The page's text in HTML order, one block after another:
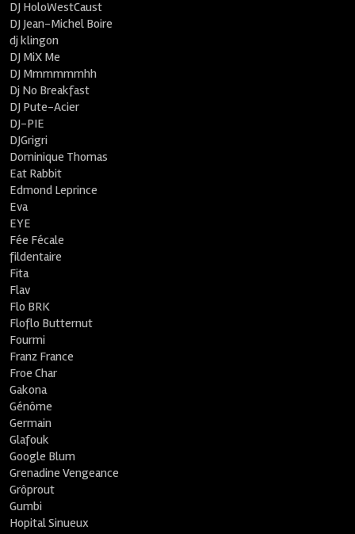
DJ HoloWestCaust
DJ Jean-Michel Boire
dj klingon
DJ MiX Me
DJ Mmmmmmhh
Dj No Breakfast
DJ Pute-Acier
DJ-PIE
DJGrigri
Dominique Thomas
Eat Rabbit
Edmond Leprince
Eva
EYE
Fée Fécale
fildentaire
Fita
Flav
Flo BRK
Floflo Butternut
Fourmi
Franz France
Froe Char
Gakona
Génôme
Germain
Glafouk
Google Blum
Grenadine Vengeance
Grôprout
Gumbi
Hopital Sinueux